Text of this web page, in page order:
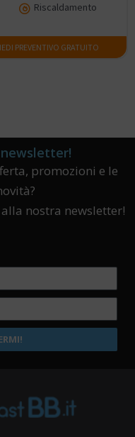
Riscaldamento
PREVENTIVO GRATUITO
promozioni e le
nostra newsletter!